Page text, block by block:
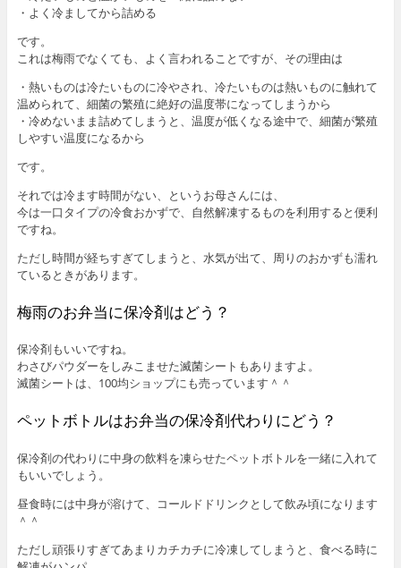
・よく冷ましてから詰める
です。
これは梅雨でなくても、よく言われることですが、その理由は
・熱いものは冷たいものに冷やされ、冷たいものは熱いものに触れて
温められて、細菌の繁殖に絶好の温度帯になってしまうから
・冷めないまま詰めてしまうと、温度が低くなる途中で、細菌が繁殖
しやすい温度になるから
です。
それでは冷ます時間がない、というお母さんには、
今は一口タイプの冷食おかずで、自然解凍するものを利用すると便利
ですね。
ただし時間が経ちすぎてしまうと、水気が出て、周りのおかずも濡れ
ているときがあります。
梅雨のお弁当に保冷剤はどう？
保冷剤もいいですね。
わさびパウダーをしみこませた滅菌シートもありますよ。
滅菌シートは、100均ショップにも売っています＾＾
ペットボトルはお弁当の保冷剤代わりにどう？
保冷剤の代わりに中身の飲料を凍らせたペットボトルを一緒に入れて
もいいでしょう。
昼食時には中身が溶けて、コールドドリンクとして飲み頃になります
＾＾
ただし頑張りすぎてあまりカチカチに冷凍してしまうと、食べる時に